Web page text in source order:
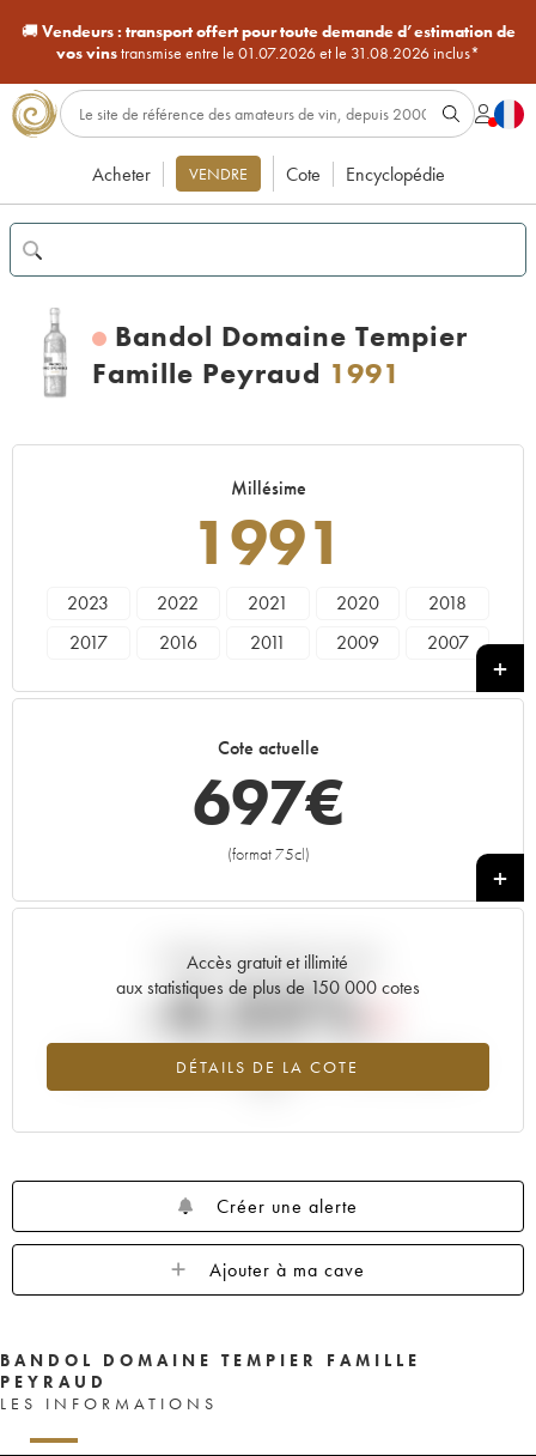
🚚Vendeurs : transport offert pour toute demande d’estimation de
vos vinstransmise entre le 01.07.2026 et le 31.08.2026 inclus*
Acheter VENDRE Cote Encyclopédie
Bandol Domaine Tempier
Famille Peyraud 1991
Millésime
1991
2023 2022 2021 2020
2018
2017
2016 2011 2009
2007
Cote actuelle
697€
(format 75cl)
+
Accès gratuit et illimité
aux statistiques de plus de 150 000 cotes
DÉTAILS DE LA COTE
Tendance actuelle de la cote
-4.35%
Tendance à la baisse du millésime 1991 en 2026 par rapport à
Créer une alerte
Ajouter à ma cave
BANDOL DOMAINE TEMPIER FAMILLE
PEYRAUD
LES INFORMATIONS